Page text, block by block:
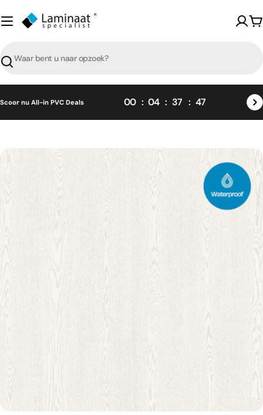
naar
content
Zoeken
Scoor nu All-in PVC Deals 00 04 37 45
Skip
informatie